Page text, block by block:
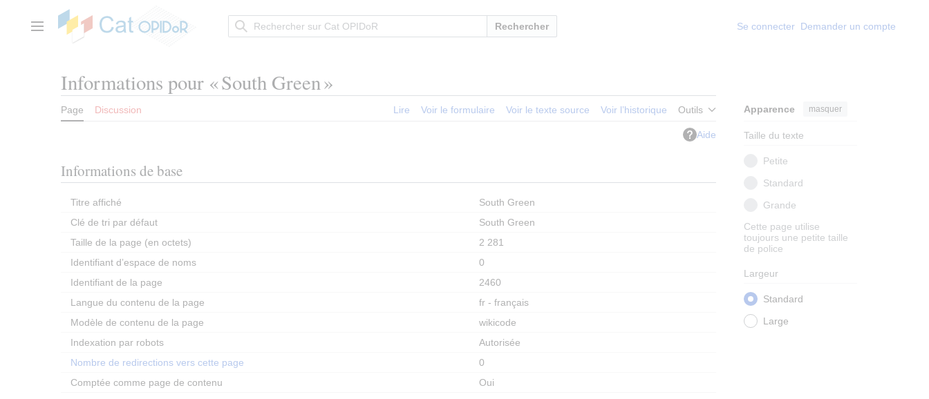
contenuMenu principal Rechercher Se connecter Demander un compte
Informations pour « South Green »
Page Discussion Lire Voir le formulaire Voir le texte source Voir l’historique Outils Apparence masquer
Taille du texte
Petite
Standard
Grande
Cette page utilise
toujours une petite taille
de police
Largeur
Standard
Large
Aide
Informations de base
Titre affiché
South Green
Clé de tri par défaut
South Green
Taille de la page (en octets)
2 281
Identifiant dʼespace de noms
0
Identifiant de la page
2460
Langue du contenu de la page
fr - français
Modèle de contenu de la page
wikicode
Indexation par robots
Autorisée
Nombre de redirections vers cette page
0
Comptée comme page de contenu
Oui